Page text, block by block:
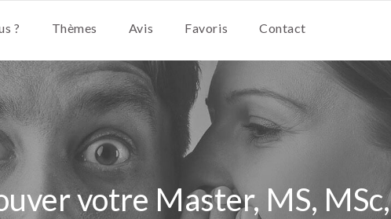
? Thèmes Avis Favoris Contact
votre Master, MS, MSc,